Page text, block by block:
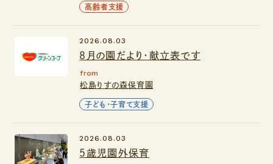
高齢者支援
８月の園だより・献立表です
2026.08.03
from
松島りすの森保育園
子ども・子育て支援
5歳児園外保育
2026.08.03